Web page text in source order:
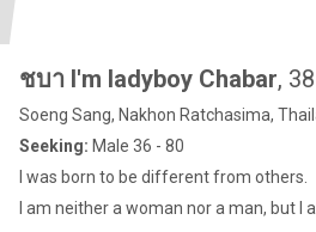
ชบา I'm ladyboy Chabar, 38
Soeng Sang, Nakhon Ratchasima,
Seeking: Male 36 - 80
I was born to be different from others.
I am neither a woman nor a man, but I